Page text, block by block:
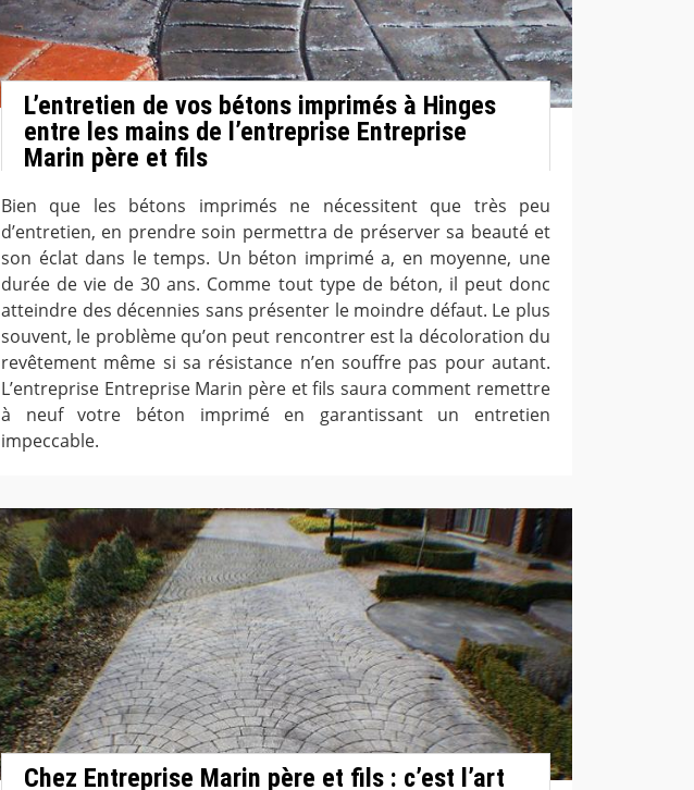
L’entretien de vos bétons imprimés à Hinges
entre les mains de l’entreprise Entreprise
Marin père et fils
Bien que les bétons imprimés ne nécessitent que très peu
d’entretien, en prendre soin permettra de préserver sa beauté et
son éclat dans le temps. Un béton imprimé a, en moyenne, une
durée de vie de 30 ans. Comme tout type de béton, il peut donc
atteindre des décennies sans présenter le moindre défaut. Le plus
souvent, le problème qu’on peut rencontrer est la décoloration du
revêtement même si sa résistance n’en souffre pas pour autant.
L’entreprise Entreprise Marin père et fils saura comment remettre
à neuf votre béton imprimé en garantissant un entretien
impeccable.
Chez Entreprise Marin père et fils : c’est l’art